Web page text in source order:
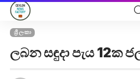
ශ්‍රී ලංකා
ලබන සඳුදා පැය 12ක